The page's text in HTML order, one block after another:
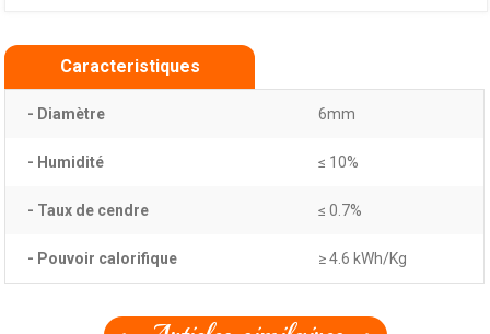
Caracteristiques
- Diamètre 6mm
- Humidité ≤ 10%
- Taux de cendre ≤ 0.7%
- Pouvoir calorifique ≥ 4.6 kWh/Kg